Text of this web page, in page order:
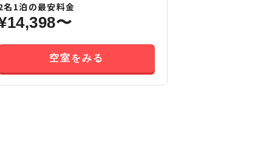
名 1泊の最安料金
14,398〜
空室をみる